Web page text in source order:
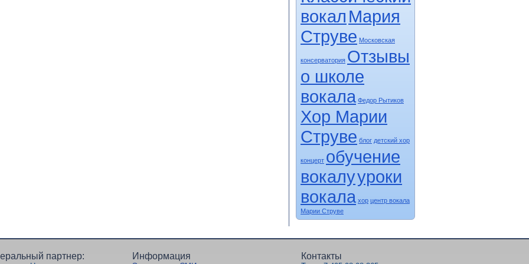
вокал Мария
Струве Московская
консерватория Отзывы
о школе
вокала Федор Рытиков
Хор Марии
Струве блог детский хор
концерт обучение
вокалууроки
вокала хор центр вокала
Марии Струве
партнер: Информация Контакты